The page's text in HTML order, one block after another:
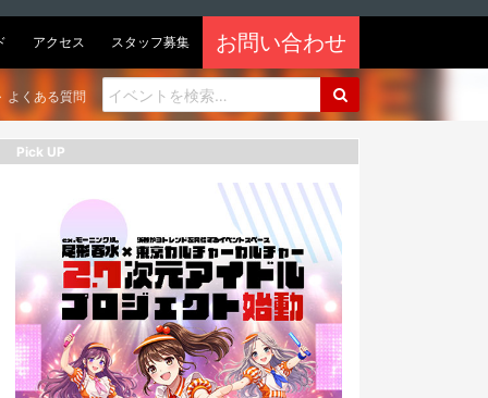
アクセス スタッフ募集 お問い合わせ
よくある質問
Pick UP